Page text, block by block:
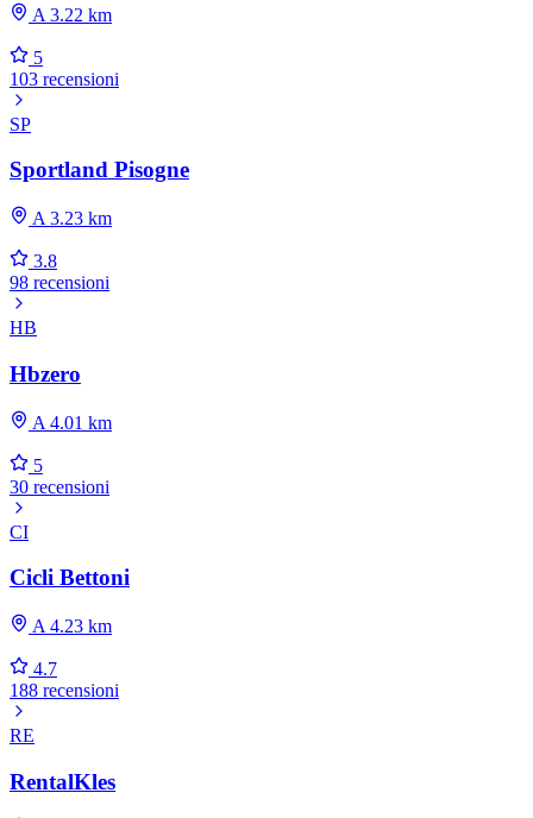
A 3.22 km
5
103 recensioni
SP
Sportland Pisogne
A 3.23 km
3.8
98 recensioni
HB
Hbzero
A 4.01 km
5
30 recensioni
CI
Cicli Bettoni
A 4.23 km
4.7
188 recensioni
RE
RentalKles